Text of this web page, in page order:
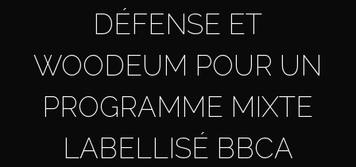
DÉFENSE ET
WOODEUM POUR UN
PROGRAMME MIXTE
LABELLISÉ BBCA